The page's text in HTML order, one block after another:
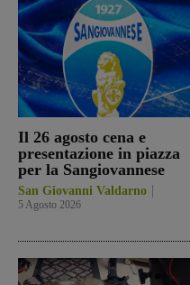
Il 26 agosto cena e
presentazione in piazza
per la Sangiovannese
San Giovanni Valdarno
5 Agosto 2026